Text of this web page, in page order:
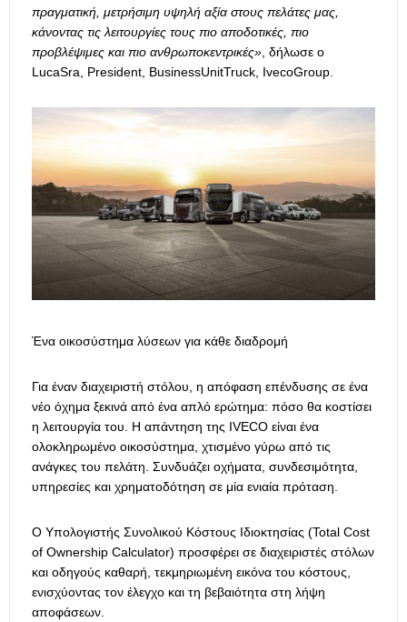
πραγματική, μετρήσιμη υψηλή αξία στους πελάτες μας,
κάνοντας τις λειτουργίες τους πιο αποδοτικές, πιο
προβλέψιμες και πιο ανθρωποκεντρικές» , δήλωσε ο
LucaSra, President, BusinessUnitTruck, IvecoGroup.
Ένα οικοσύστημα λύσεων για κάθε διαδρομή
Για έναν διαχειριστή στόλου, η απόφαση επένδυσης σε ένα
νέο όχημα ξεκινά από ένα απλό ερώτημα: πόσο θα κοστίσει
η λειτουργία του. Η απάντηση της IVECO είναι ένα
ολοκληρωμένο οικοσύστημα, χτισμένο γύρω από τις
ανάγκες του πελάτη. Συνδυάζει οχήματα, συνδεσιμότητα,
υπηρεσίες και χρηματοδότηση σε μία ενιαία πρόταση.
Ο Υπολογιστής Συνολικού Κόστους Ιδιοκτησίας (Total Cost
of Ownership Calculator) προσφέρει σε διαχειριστές στόλων
και οδηγούς καθαρή, τεκμηριωμένη εικόνα του κόστους,
ενισχύοντας τον έλεγχο και τη βεβαιότητα στη λήψη
αποφάσεων.